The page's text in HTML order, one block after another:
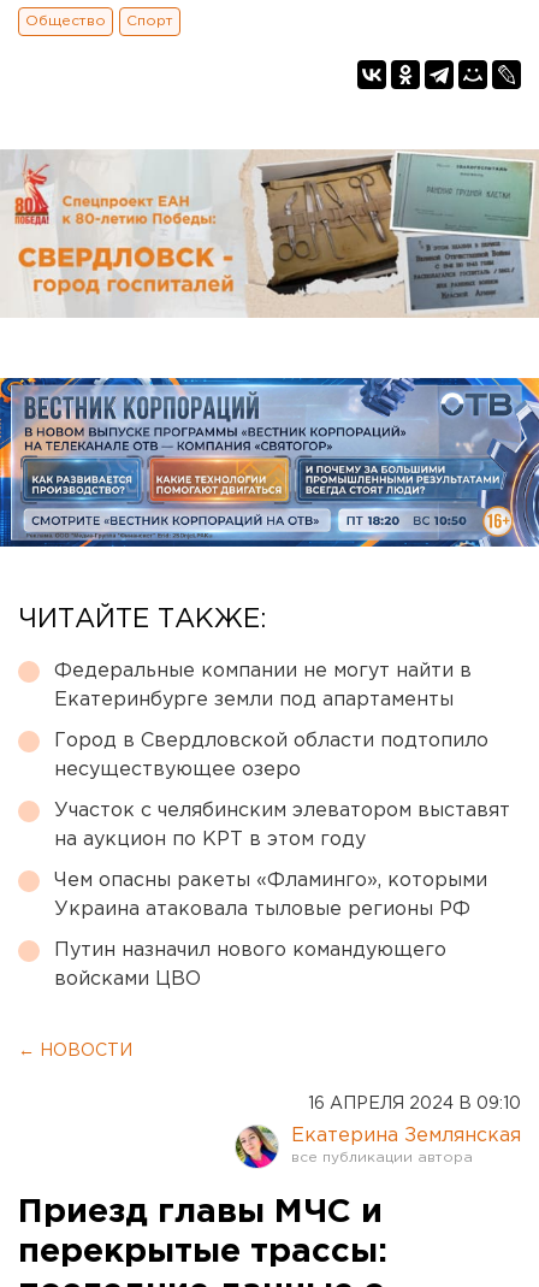
Общество Спорт
ЧИТАЙТЕ ТАКЖЕ:
Федеральные компании не могут найти в
Екатеринбурге земли под апартаменты
Город в Свердловской области подтопило
несуществующее озеро
Участок с челябинским элеватором выставят
на аукцион по КРТ в этом году
Чем опасны ракеты «Фламинго», которыми
Украина атаковала тыловые регионы РФ
Путин назначил нового командующего
войсками ЦВО
← НОВОСТИ
16 АПРЕЛЯ 2024 В 09:10
Екатерина Землянская
Приезд главы МЧС и
перекрытые трассы: